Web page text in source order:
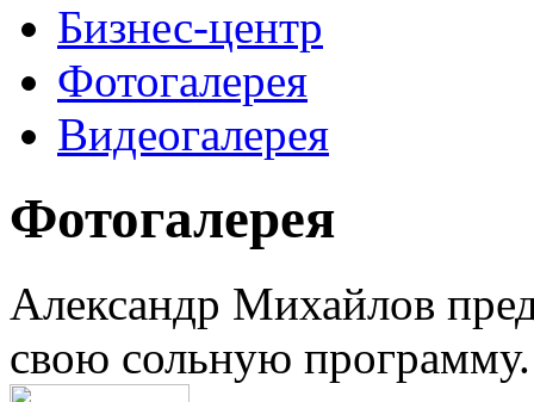
Бизнес-центр
Фотогалерея
Видеогалерея
Фотогалерея
Александр Михайлов
свою сольную программу.